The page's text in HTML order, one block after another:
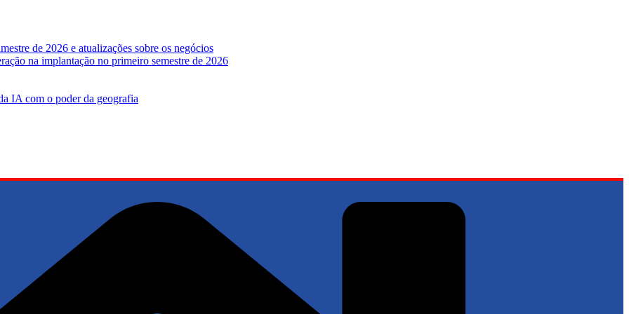
de 2026 e atualizações sobre os negócios
na implantação no primeiro semestre de 2026
IA ​​com o poder da geografia